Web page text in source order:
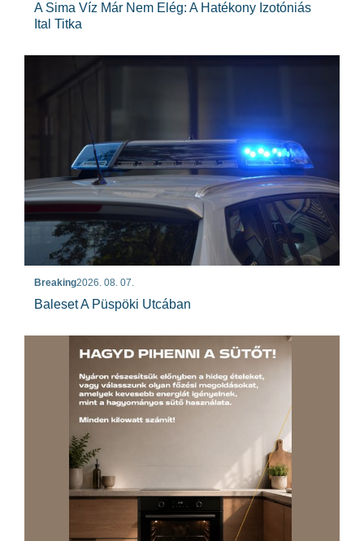
A Sima Víz Már Nem Elég: A Hatékony Izotóniás
Ital Titka
Breaking2026. 08. 07.
Baleset A Püspöki Utcában